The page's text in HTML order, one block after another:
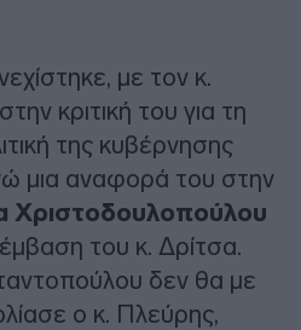
με τον κ.
κριτική του για τη
της κυβέρνησης
μια αναφορά του στην
Χριστοδουλοπούλου
του κ. Δρίτσα.
δεν θα με
ο κ. Πλεύρης,